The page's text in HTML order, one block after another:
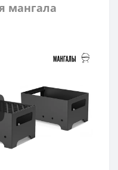
мангала